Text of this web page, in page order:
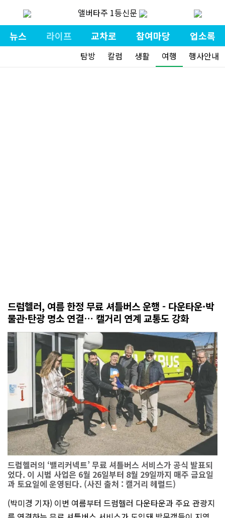
앨버타주 1등신문
뉴스 라이프 교차로 참여마당 업소록
탐방 칼럼 생활 여행 행사안내
드럼헬러, 여름 한정 무료 셔틀버스 운행 - 다운타운·박
물관·탄광 명소 연결… 캘거리 연계 교통도 강화
드럼헬러의 ‘밸리커넥트’ 무료 셔틀버스 서비스가 공식 발표되
었다. 이 시범 사업은 6월 26일부터 8월 29일까지 매주 금요일
과 토요일에 운영된다. (사진 출처 : 캘거리 헤럴드)
(박미경 기자) 이번 여름부터 드럼헬러 다운타운과 주요 관광지